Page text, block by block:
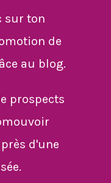
sur ton
de
au blog.
prospects
d'une